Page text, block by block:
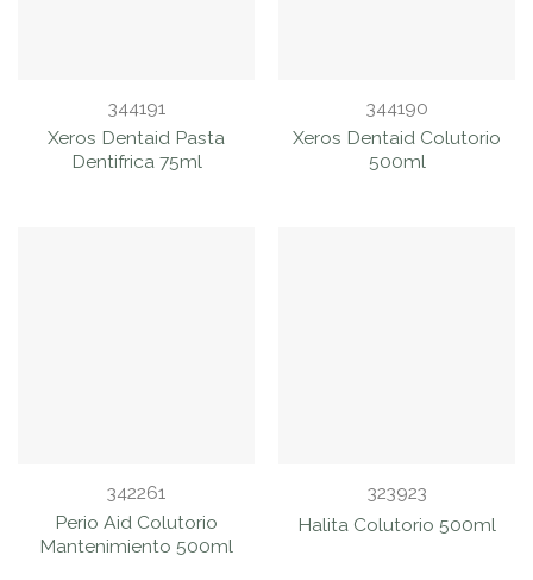
344191
Xeros Dentaid Pasta
Dentifrica 75ml
344190
Xeros Dentaid Colutorio
500ml
342261
Perio Aid Colutorio
Mantenimiento 500ml
323923
Halita Colutorio 500ml